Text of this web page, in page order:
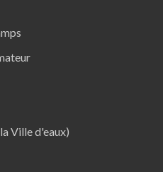
Ville d'eaux)